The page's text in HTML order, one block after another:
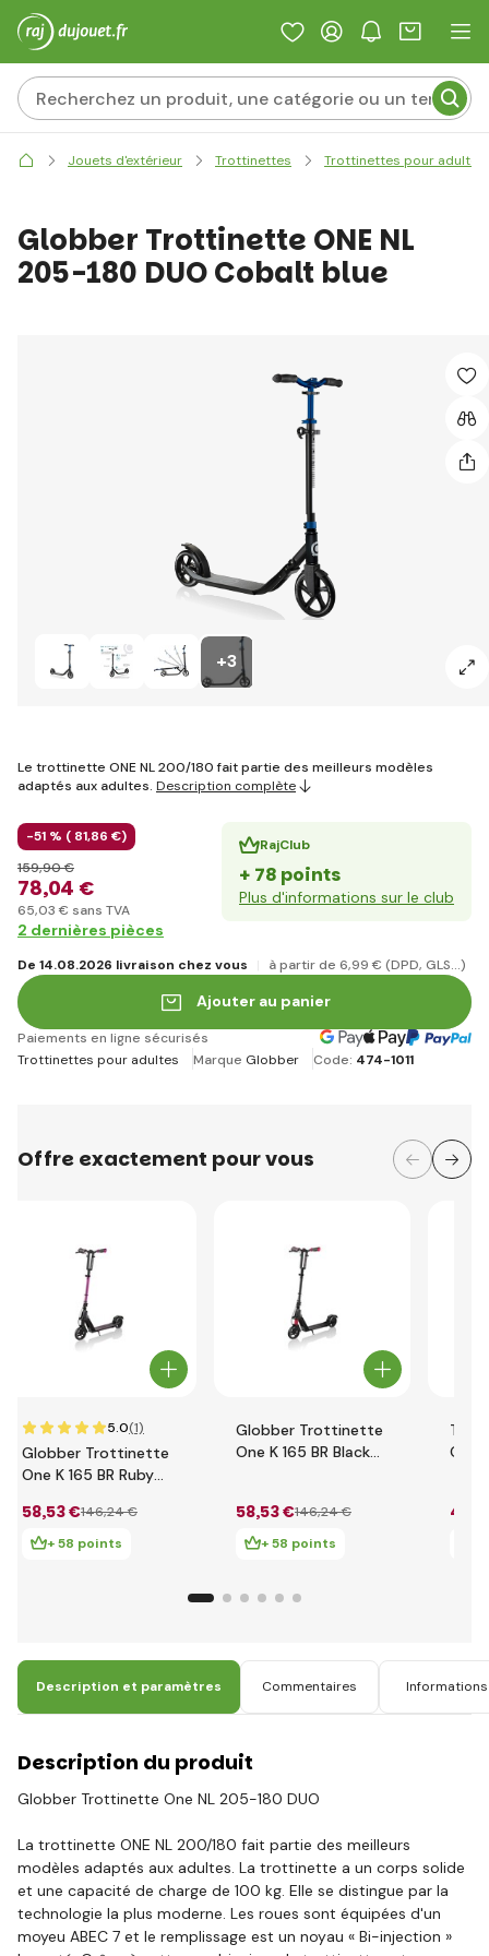
Jouets d'extérieur Trottinettes Trottinettes pour adultes
+3
Globber Trottinette ONE NL
205-180 DUO Cobalt blue
Le trottinette ONE NL 200/180 fait partie des meilleurs modèles
adaptés aux adultes. Description complète
-51 % ( 81,86 €)
78,04 €
159,90 €
65,03 € sans TVA
RajClub
+ 78 points
Plus d'informations sur le club
2 dernières pièces
De 14.08.2026 livraison chez vous à partir de 6,99 € (DPD, GLS...)
Ajouter au panier
Paiements en ligne sécurisés
Trottinettes pour adultes
Marque Globber Code: 474-1011
Offre exactement pour vous
5.0(1)
Globber Trottinette
One K 165 BR Ruby
avant et frein,
capacité 100kg
58,53 €146,24 €
+ 58 points
Globber Trottinette
One K 165 BR Black
capacité 100kg
58,53 €146,24 €
+ 58 points
ONE
48
Description et paramètres Commentaires
Description du produit
Globber Trottinette One NL 205-180 DUO
La trottinette ONE NL 200/180 fait partie des meilleurs
modèles adaptés aux adultes. La trottinette a un corps solide
et une capacité de charge de 100 kg. Elle se distingue par la
technologie la plus moderne. Les roues sont équipées d'un
moyeu ABEC 7 et le remplissage est un noyau « Bi-injection »